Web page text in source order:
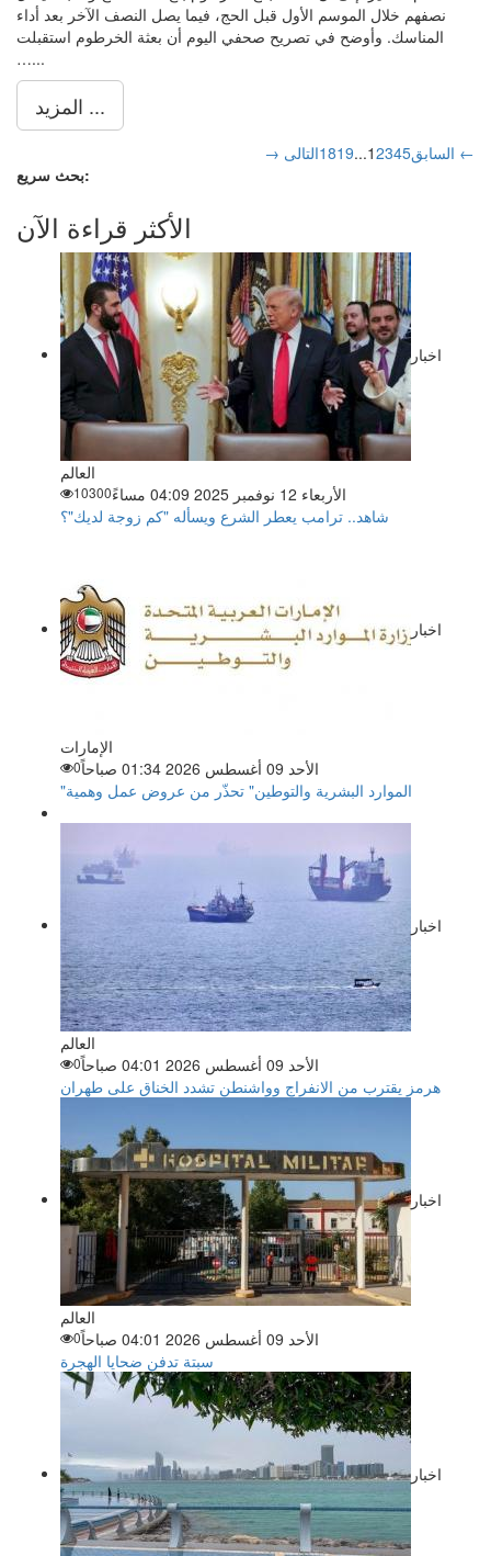
نصفهم خلال الموسم الأول قبل الحج، فيما يصل النصف الآخر بعد أداء
المناسك. وأوضح في تصريح صحفي اليوم أن بعثة الخرطوم استقبلت
…...
المزيد ...
→ السابق 12345
...
1819
التالى ←
بحث سريع:
الأكثر قراءة الآن
اخبار
العالم
الأربعاء 12 نوفمبر 2025 04:09 مساءً
10300
شاهد.. ترامب يعطر الشرع ويسأله "كم زوجة لديك"؟
اخبار
الإمارات
الأحد 09 أغسطس 2026 01:34 صباحاً
0
"الموارد البشرية والتوطين" تحذّر من عروض عمل وهمية
اخبار
العالم
الأحد 09 أغسطس 2026 04:01 صباحاً
0
هرمز يقترب من الانفراج وواشنطن تشدد الخناق على طهران
اخبار
العالم
الأحد 09 أغسطس 2026 04:01 صباحاً
0
سبتة تدفن ضحايا الهجرة
اخبار